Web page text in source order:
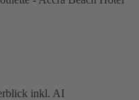
inkl. AI